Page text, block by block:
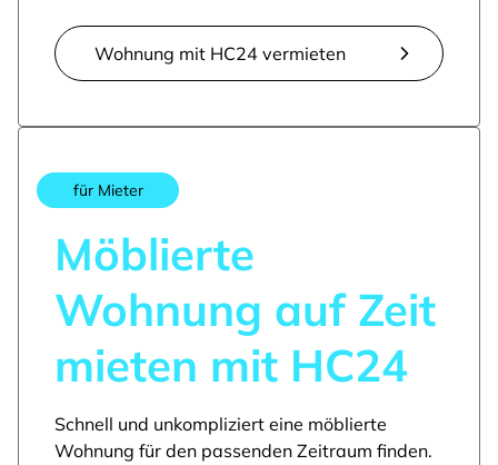
Wohnung mit HC24 vermieten
für Mieter
Möblierte
Wohnung auf Zeit
mieten mit HC24
Schnell und unkompliziert eine möblierte
Wohnung für den passenden Zeitraum finden.